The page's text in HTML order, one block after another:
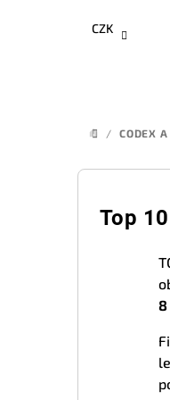
CZK
DOMŮ
/ CODEX
P
Top
8